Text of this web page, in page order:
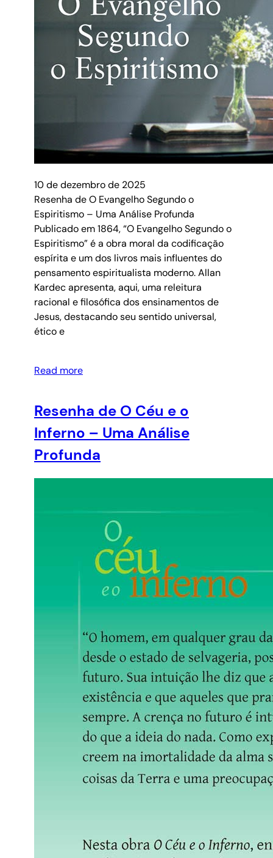
10 de dezembro de 2025
Resenha de O Evangelho Segundo o
Espiritismo – Uma Análise Profunda
Publicado em 1864, “O Evangelho Segundo o
Espiritismo” é a obra moral da codificação
espírita e um dos livros mais influentes do
pensamento espiritualista moderno. Allan
Kardec apresenta, aqui, uma releitura
racional e filosófica dos ensinamentos de
Jesus, destacando seu sentido universal,
ético e
Read more
Resenha de O Céu e o
Inferno – Uma Análise
Profunda